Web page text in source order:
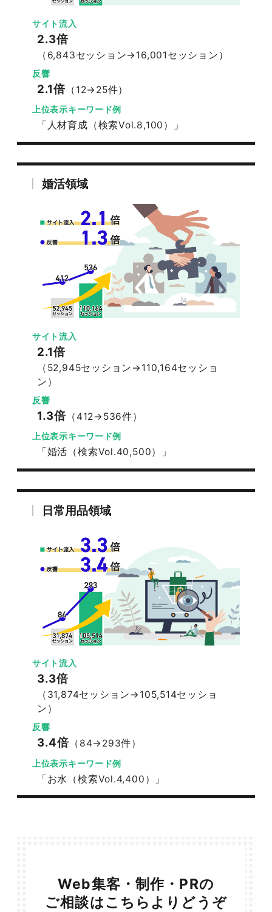
サイト流入
2.3倍
（6,843セッション→16,001セッション）
反響
2.1倍 （12→25件）
上位表示キーワード例
「人材育成（検索Vol.8,100）」
婚活領域
サイト流入
2.1倍
（52,945セッション→110,164セッショ
ン）
反響
1.3倍 （412→536件）
上位表示キーワード例
「婚活（検索Vol.40,500）」
日常用品領域
サイト流入
3.3倍
（31,874セッション→105,514セッショ
ン）
反響
3.4倍 （84→293件）
上位表示キーワード例
「お水（検索Vol.4,400）」
Web集客・制作・PRの
ご相談はこちらよりどうぞ